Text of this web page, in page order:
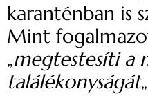
karanténban is
Mint
„megtestesíti a
találékonyságát